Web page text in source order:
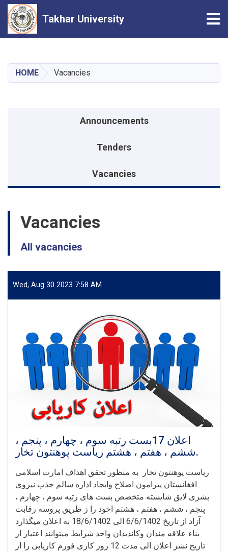
content
Takhar University
HOME Vacancies
Announcements
Tenders
Vacancies
Vacancies
All vacancies
Wed, Aug 30 2023 7:58 AM
اعلان 17بست رتبه سوم ، چهارم ، پنجم ،
ششم ، هفتم ، هشتم ریاست پوهنتون تخار.
ریاست پوهنتون تخار به منظور تحقق اهداف امارت اسلامی
افغانستان پیرامون اصلاح وایجاد اداره سالم جذب نیروی
بشری لایق شایسته متخصص بست های رتبه سوم ، چهارم ،
پنجم ، ششم ، هفتم ، هشتم اخود را ز طریق پروسه رقابت
آزاد از تاریخ 6/6/1402 الی 18/6/1402 به اعلان میگذارد
بناء علاقه مندان وکاندیدان واجد شرایط میتوانند اعتبار از
تاریخ نشر اعلان الی مدت 12 روز کاری فورم کاریابی را از